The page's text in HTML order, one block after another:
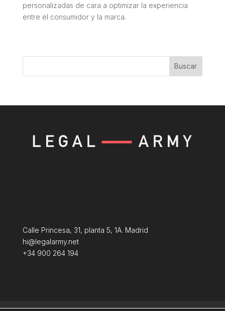
personalizadas de cara a optimizar la experiencia
entre el consumidor y la marca.
Buscar
Calle Princesa, 31, planta 5, 1A. Madrid
hi@legalarmy.net
+34 900 264 194